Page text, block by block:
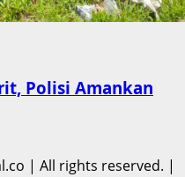
Polisi Amankan
| All rights reserved. |